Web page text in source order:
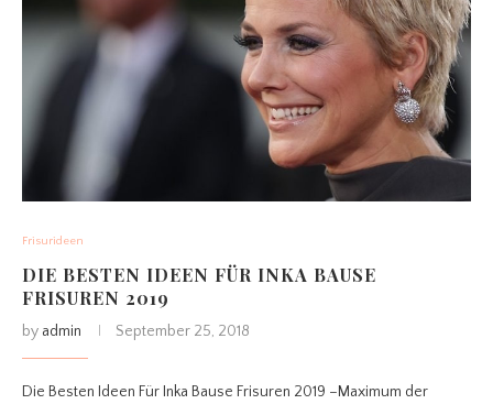
Frisurideen
DIE BESTEN IDEEN FÜR INKA BAUSE
FRISUREN 2019
by admin September 25, 2018
Die Besten Ideen Für Inka Bause Frisuren 2019 –Maximum der